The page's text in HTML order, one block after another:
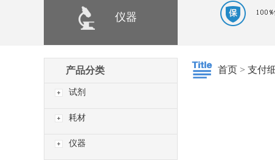
仪器
产品分类
试剂
耗材
仪器
首页 > 支付